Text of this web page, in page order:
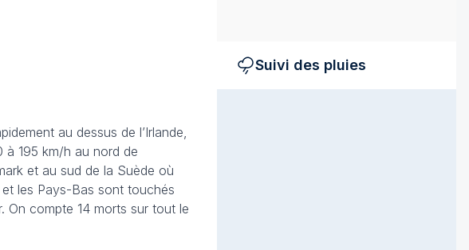
au dessus de l’Irlande,
à 195 km/h au nord de
et au sud de la Suède où
les Pays-Bas sont touchés
On compte 14 morts sur tout le
Suivi des pluies